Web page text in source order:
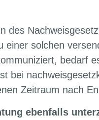
des
solchen
bedarf
bei
Zeitraum nach
ebenfalls